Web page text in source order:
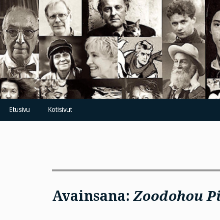
Skip
to
content
Etusivu Kotisivut
Avainsana: Zoodohou